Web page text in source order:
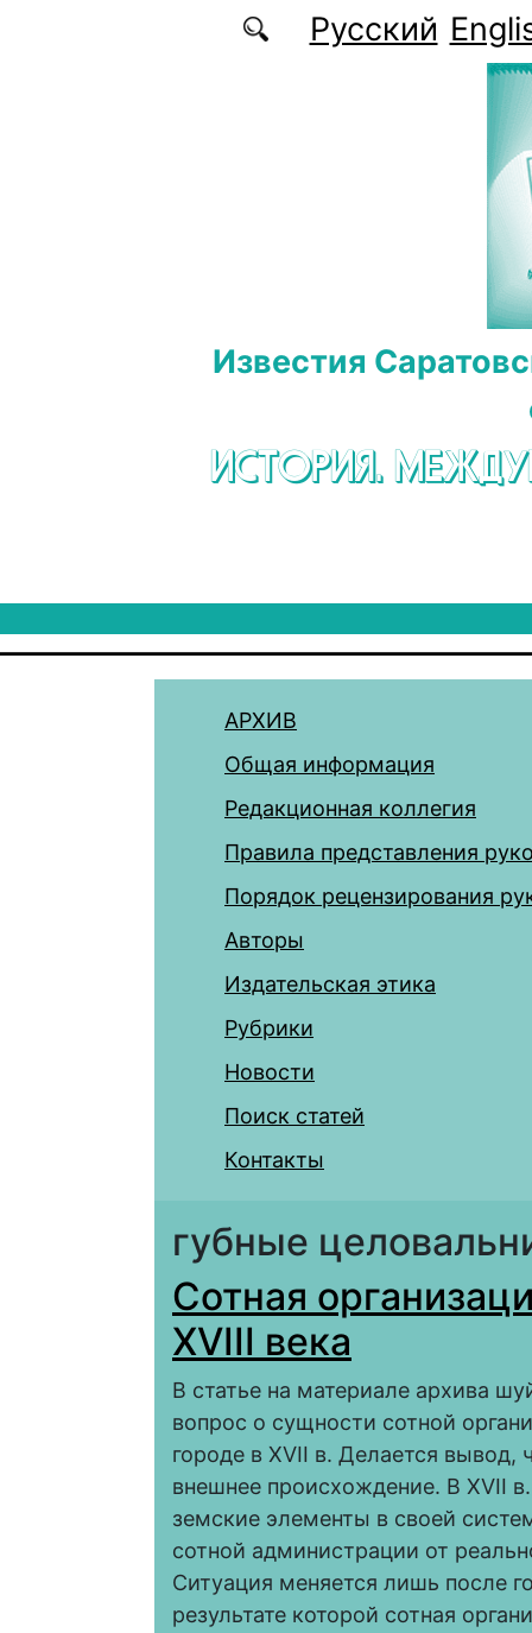
Перейти к основному содержаниюРусский
Известия
ИСТОРИЯ.
АРХИВ
Общая информация
Редакционная коллегия
Правила представления
Порядок рецензирования
Авторы
Издательская этика
Рубрики
Новости
Поиск статей
Контакты
губные
Сотная
XVIII века
В статье на материале архива
вопрос о сущности сотной
городе в XVII в. Делается вывод,
внешнее происхождение. В XVII
земские элементы в своей
сотной администрации от
Ситуация меняется лишь после
результате которой сотная